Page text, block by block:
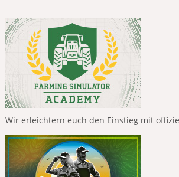
Wir erleichtern euch den Einstieg mit